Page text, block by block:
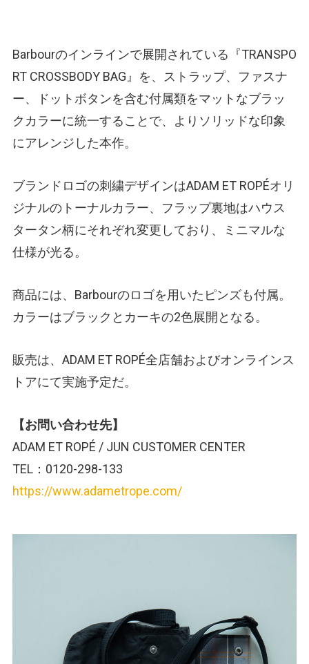
Barbourのインラインで展開されている『TRANSPO
RT CROSSBODY BAG』を、ストラップ、ファスナ
ー、ドットボタンを含む付属類をマットなブラッ
クカラーに統一することで、よりソリッドな印象
にアレンジした本作。
ブランドロゴの刺繍デザインはADAM ET ROPÉオリ
ジナルのトーナルカラー、フラップ裏地はハウス
タータン柄にそれぞれ変更しており、ミニマルな
仕様が光る。
商品には、Barbourのロゴを用いたピンズも付属。
カラーはブラックとカーキの2色展開となる。
販売は、ADAM ET ROPÉ全店舗およびオンラインス
トアにて実施予定だ。
【お問い合わせ先】
ADAM ET ROPÉ / JUN CUSTOMER CENTER
TEL：0120-298-133
https://www.adametrope.com/